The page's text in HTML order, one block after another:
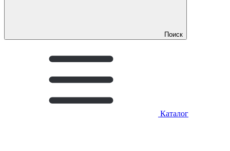
Поиск
Каталог